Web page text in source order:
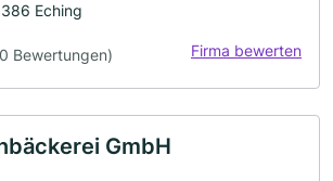
Eching
Bewertungen) Firma bewerten
GmbH